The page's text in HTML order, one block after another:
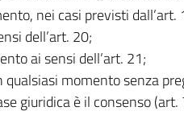
nei casi previsti dall’art.
dell’art. 20;
ai sensi dell’art. 21;
momento senza
giuridica è il consenso (art.